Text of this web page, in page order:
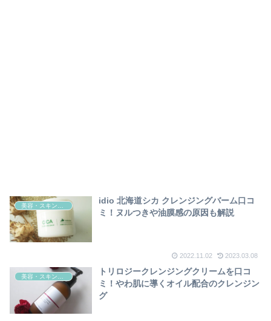
idio 北海道シカ クレンジングバーム口コ
ミ！ヌルつきや油膜感の原因も解説
2022.11.02 2023.03.08
美容・スキンケア
トリロジークレンジングクリームを口コ
ミ！やわ肌に導くオイル配合のクレンジン
グ